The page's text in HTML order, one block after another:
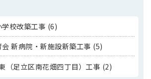
校改築工事 (6)
新病院・新施設新築工事 (5)
（足立区南花畑四丁目）工事 (2)